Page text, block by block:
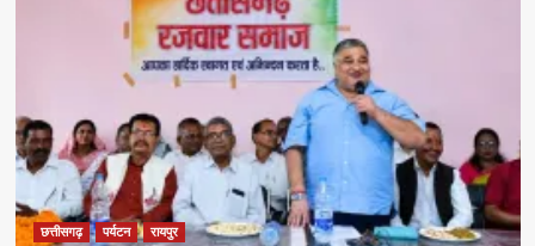
संस्कृति
राजेश
अग्रवाल
दिया
स्वदेशी
अपनाने
का
संदेश
छत्तीसगढ़ पर्यटन रायपुर